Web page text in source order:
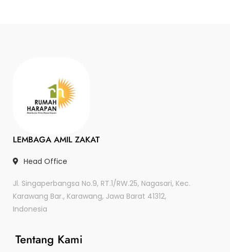
LEMBAGA AMIL ZAKAT
Head Office
Jl. Singaperbangsa No.9, RT.1/RW.25, Nagasari, Kec.
Karawang Bar., Karawang, Jawa Barat 41312,
Indonesia
Tentang Kami